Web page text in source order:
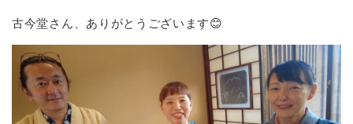
古今堂さん、ありがとうございます😊